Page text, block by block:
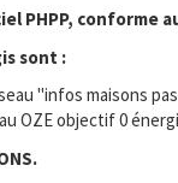
PHPP, conforme
sont :
"infos maisons
OZE objectif 0